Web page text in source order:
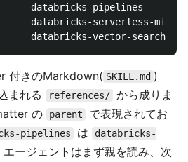
databricks-pipelines
databricks-serverless-
付きのMarkdown( SKILL.md )
まれる
references/ から成りま
の
parent
で表現されてお
pipelines は
databricks-
ージェントはまず親を読み、次